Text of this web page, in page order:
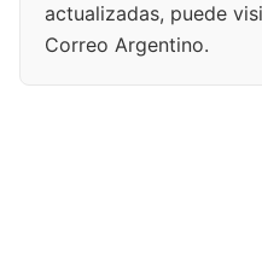
actualizadas, puede
Correo Argentino.